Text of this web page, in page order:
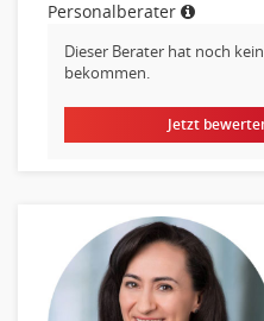
Einkauf
Logistik
Entsorgungslogistik
Fuhrparkmanagement
Lagerlogistik
Produktionslogistik
Einkauf, Materialwirtschaft &
Supply-Chain-Management
Personalberater
Dieser Berater hat noch
bekommen.
Jetzt